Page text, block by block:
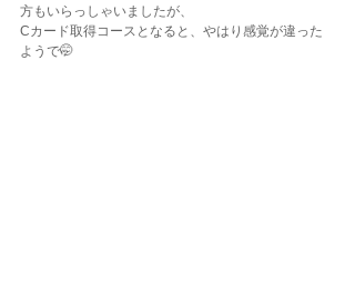
方もいらっしゃいましたが、
Cカード取得コースとなると、やはり感覚が違った
ようで🤭